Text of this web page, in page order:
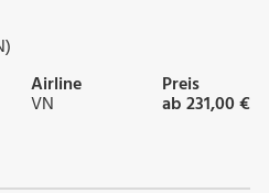
Airline
VN
Preis
ab 231,00 €